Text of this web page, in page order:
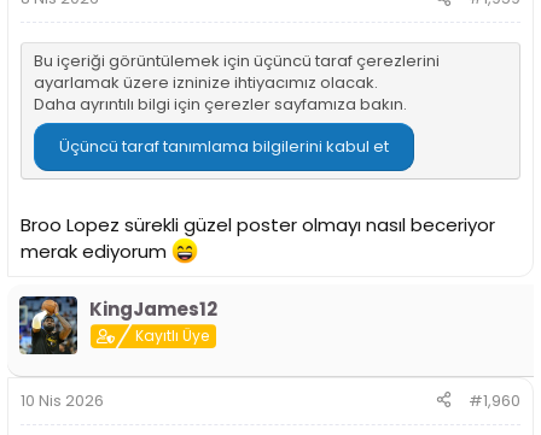
Bu içeriği görüntülemek için üçüncü taraf çerezlerini
ayarlamak üzere izninize ihtiyacımız olacak.
Daha ayrıntılı bilgi için çerezler sayfamıza bakın.
Üçüncü taraf tanımlama bilgilerini kabul et
Broo Lopez sürekli güzel poster olmayı nasıl beceriyor
merak ediyorum
KingJames12
Kayıtlı Üye
10 Nis 2026 #1,960